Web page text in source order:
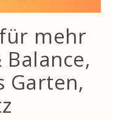
mehr
Garten,